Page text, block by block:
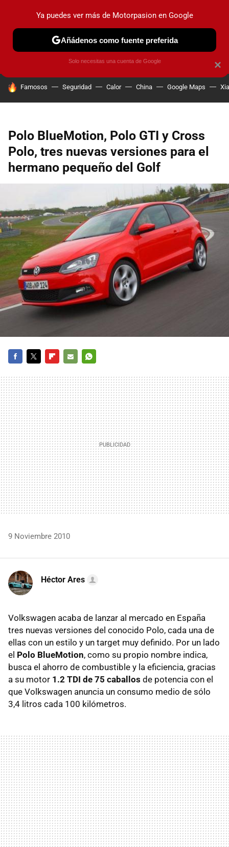
PRUEBAS COCHES ELÉCTRICOS OBSERVATORIO
HOY SE HABLA DE
Famosos Seguridad Calor China Google Maps
Polo BlueMotion, Polo GTI y Cross
Polo, tres nuevas versiones para el
hermano pequeño del Golf
MAIL
9 Noviembre 2010
Héctor Ares
Volkswagen acaba de lanzar al mercado en España
tres nuevas versiones del conocido Polo, cada una de
ellas con un estilo y un target muy definido. Por un lado
el Polo BlueMotion, como su propio nombre indica,
busca el ahorro de combustible y la eficiencia, gracias
a su motor 1.2 TDI de 75 caballos de potencia con el
que Volkswagen anuncia un consumo medio de sólo
3,4 litros cada 100 kilómetros.
×
Ya puedes ver más de Motorpasion en Google
Añádenos como fuente preferida
Solo necesitas una cuenta de Google